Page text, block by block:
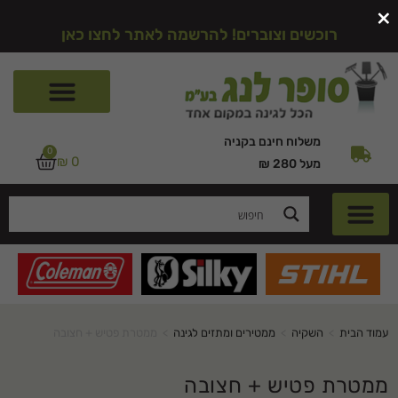
רוכשים וצוברים! להרשמה לאתר לחצו כאן
משלוח חינם בקניה
מעל 280 ₪
₪ 0
0
עמוד הבית השקיה ממטירים ומתזים לגינה
ממטרת פטיש + חצובה
×